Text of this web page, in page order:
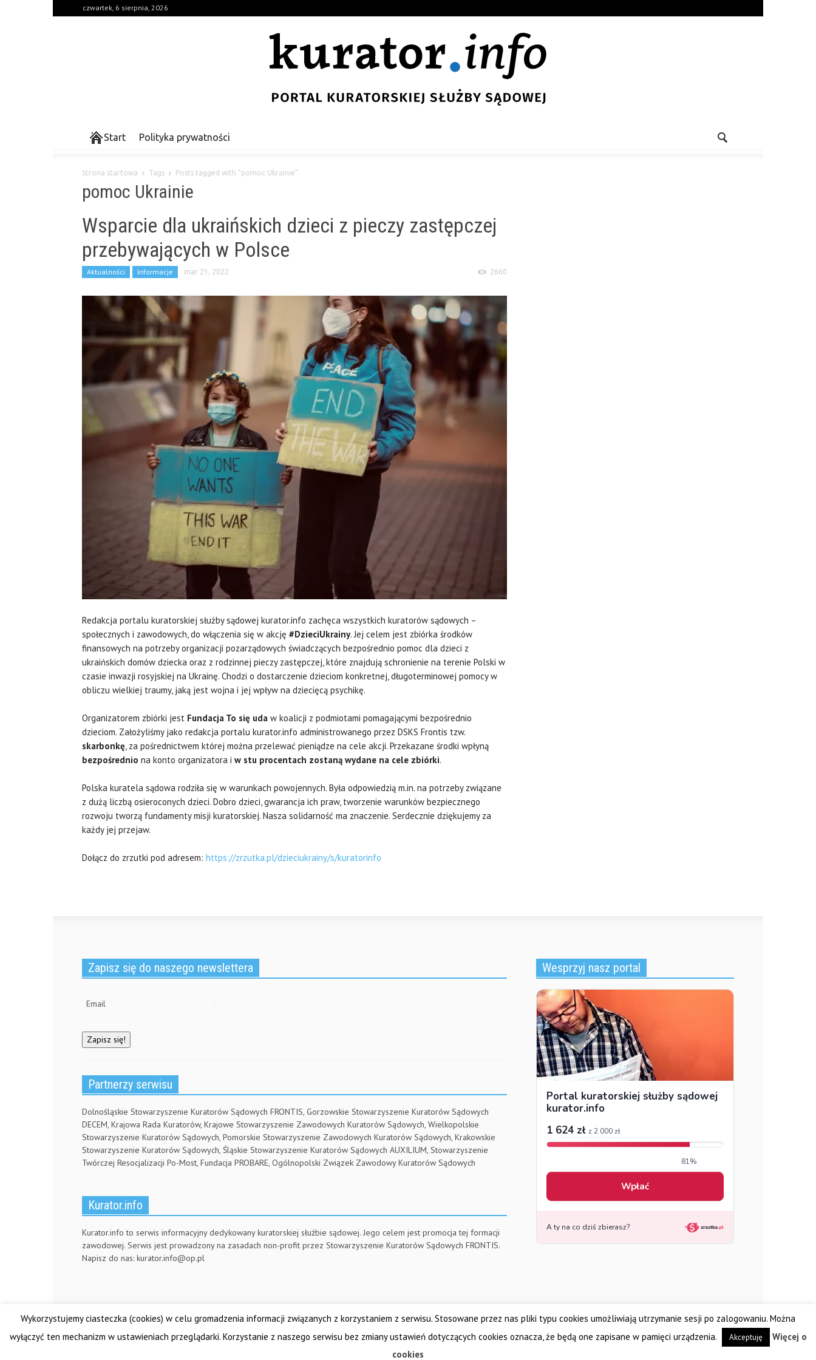
czwartek, 6 sierpnia, 2026
Start Polityka prywatności
Strona startowa Tags Posts tagged with "pomoc Ukrainie"
pomoc Ukrainie
Wsparcie dla ukraińskich dzieci z pieczy zastępczej
przebywających w Polsce
Aktualności Informacje mar 21, 2022 2660
Redakcja portalu kuratorskiej służby sądowej kurator.info zachęca wszystkich kuratorów sądowych –
społecznych i zawodowych, do włączenia się w akcję #DzieciUkrainy. Jej celem jest zbiórka środków
finansowych na potrzeby organizacji pozarządowych świadczących bezpośrednio pomoc dla dzieci z
ukraińskich domów dziecka oraz z rodzinnej pieczy zastępczej, które znajdują schronienie na terenie Polski w
czasie inwazji rosyjskiej na Ukrainę. Chodzi o dostarczenie dzieciom konkretnej, długoterminowej pomocy w
obliczu wielkiej traumy, jaką jest wojna i jej wpływ na dziecięcą psychikę.
Organizatorem zbiórki jest Fundacja To się uda w koalicji z podmiotami pomagającymi bezpośrednio
dzieciom. Założyliśmy jako redakcja portalu kurator.info administrowanego przez DSKS Frontis tzw.
skarbonkę, za pośrednictwem której można przelewać pieniądze na cele akcji. Przekazane środki wpłyną
bezpośrednio na konto organizatora i w stu procentach zostaną wydane na cele zbiórki.
Polska kuratela sądowa rodziła się w warunkach powojennych. Była odpowiedzią m.in. na potrzeby związane
z dużą liczbą osieroconych dzieci. Dobro dzieci, gwarancja ich praw, tworzenie warunków bezpiecznego
rozwoju tworzą fundamenty misji kuratorskiej. Nasza solidarność ma znaczenie. Serdecznie dziękujemy za
każdy jej przejaw.
Dołącz do zrzutki pod adresem: https://zrzutka.pl/dzieciukrainy/s/kuratorinfo
Zapisz się do naszego newslettera
Partnerzy serwisu
Dolnośląskie Stowarzyszenie Kuratorów Sądowych FRONTIS, Gorzowskie Stowarzyszenie Kuratorów Sądowych
DECEM, Krajowa Rada Kuratorów, Krajowe Stowarzyszenie Zawodowych Kuratorów Sądowych, Wielkopolskie
Stowarzyszenie Kuratorów Sądowych, Pomorskie Stowarzyszenie Zawodowych Kuratorów Sądowych, Krakowskie
Stowarzyszenie Kuratorów Sądowych, Śląskie Stowarzyszenie Kuratorów Sądowych AUXILIUM, Stowarzyszenie
Twórczej Resocjalizacji Po-Most, Fundacja PROBARE, Ogólnopolski Związek Zawodowy Kuratorów Sądowych
Kurator.info
Kurator.info to serwis informacyjny dedykowany kuratorskiej służbie sądowej. Jego celem jest promocja tej formacji
zawodowej. Serwis jest prowadzony na zasadach non-profit przez Stowarzyszenie Kuratorów Sądowych FRONTIS.
Napisz do nas: kurator.info@op.pl
Wesprzyj nasz portal
© Made by DSKS Frontis Dolnośląskie Stowarzyszenie Kuratorów Sądowych FRONTIS
Fundacja PROBARE
Wielkopolskie Stowarzyszenie Kuratorów Sądowych
Pomorskie Stowarzyszenie Zawodowych Kuratorów Sądowych
Śląskie Stowarzyszenie Kuratorów Sądowych AUXILIUM
Krakowskie Stowarzyszenie Kuratorów Sądowych
Wykorzystujemy ciasteczka (cookies) w celu gromadzenia informacji związanych z korzystaniem z serwisu. Stosowane przez nas pliki typu cookies umożliwiają utrzymanie sesji po zalogowaniu. Można
wyłączyć ten mechanizm w ustawieniach przeglądarki. Korzystanie z naszego serwisu bez zmiany ustawień dotyczących cookies oznacza, że będą one zapisane w pamięci urządzenia.
Akceptuję
Więcej o
cookies